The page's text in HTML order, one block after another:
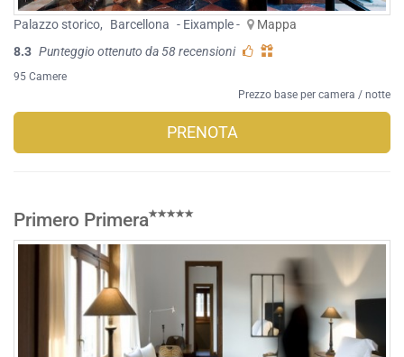
Palazzo storico, Barcellona - Eixample -
Mappa
8.3 Punteggio ottenuto da 58 recensioni
95 Camere
Prezzo base per camera / notte
PRENOTA
Primero Primera